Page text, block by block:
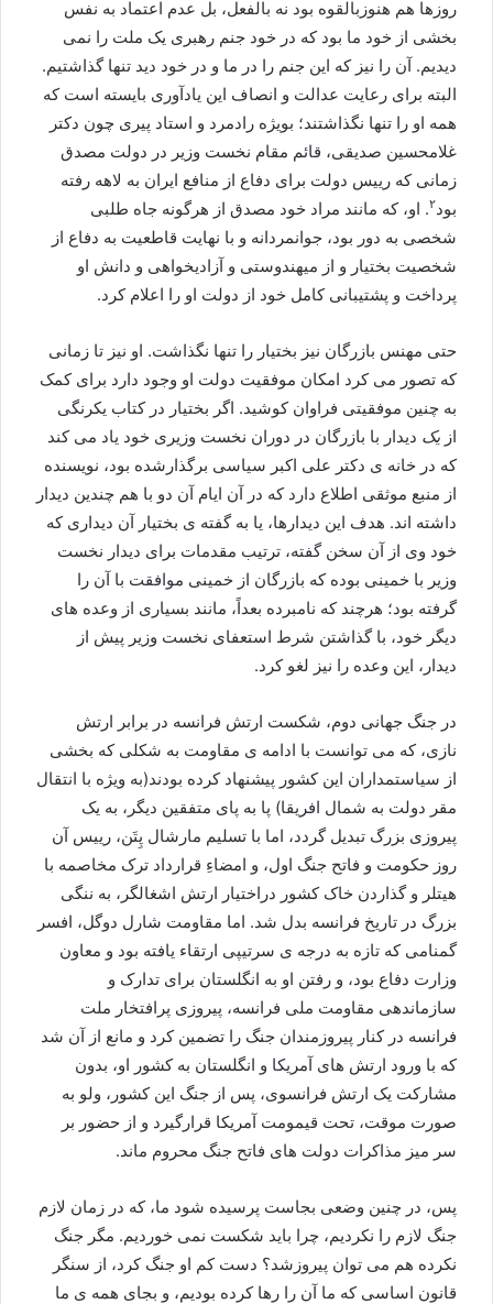
روزها هم هنوزبالقوه بود نه بالفعل، بل عدم اعتماد به نفس
بخشی از خود ما بود که در خود جنم رهبری یک ملت را نمی
دیدیم. آن را نیز که این جنم را در ما و در خود دید تنها گذاشتیم.
البته برای رعایت عدالت و انصاف این یادآوری بایسته است که
همه او را تنها نگذاشتند؛ بویژه رادمرد و استاد پیری چون دکتر
غلامحسین صدیقی، قائم مقام نخست وزیر در دولت مصدق
زمانی که رییس دولت برای دفاع از منافع ایران به لاهه رفته
بود۲. او، که مانند مراد خود مصدق از هرگونه جاه طلبی
شخصی به دور بود، جوانمردانه و با نهایت قاطعیت به دفاع از
شخصیت بختیار و از میهندوستی و آزادیخواهی و دانش او
پرداخت و پشتیبانی کامل خود از دولت او را اعلام کرد.
حتی مهنس بازرگان نیز بختیار را تنها نگذاشت. او نیز تا زمانی
که تصور می کرد امکان موفقیت دولت او وجود دارد برای کمک
به چنین موفقیتی فراوان کوشید. اگر بختیار در کتاب یکرنگی
از یک دیدار با بازرگان در دوران نخست وزیری خود یاد می کند
که در خانه ی دکتر علی اکبر سیاسی برگذارشده بود، نویسنده
از منبع موثقی اطلاع دارد که در آن ایام آن دو با هم چندین دیدار
داشته اند. هدف این دیدارها، یا به گفته ی بختیار آن دیداری که
خود وی از آن سخن گفته، ترتیب مقدمات برای دیدار نخست
وزیر با خمینی بوده که بازرگان از خمینی موافقت با آن را
گرفته بود؛ هرچند که نامبرده بعداً، مانند بسیاری از وعده های
دیگر خود، با گذاشتن شرط استعفای نخست وزیر پیش از
دیدار، این وعده را نیز لغو کرد.
در جنگ جهانی دوم، شکست ارتش فرانسه در برابر ارتش
نازی، که می توانست با ادامه ی مقاومت به شکلی که بخشی
از سیاستمداران این کشور پیشنهاد کرده بودند(به ویژه با انتقال
مقر دولت به شمال افریقا) پا به پای متفقین دیگر، به یک
پیروزی بزرگ تبدیل گردد، اما با تسلیم مارشال پِتَن، رییس آن
روز حکومت و فاتح جنگ اول، و امضاءِ قرارداد ترک مخاصمه با
هیتلر و گذاردن خاک کشور دراختیار ارتش اشغالگر، به ننگی
بزرگ در تاریخ فرانسه بدل شد. اما مقاومت شارل دوگل، افسر
گمنامی که تازه به درجه ی سرتیپی ارتقاء یافته بود و معاون
وزارت دفاع بود، و رفتن او به انگلستان برای تدارک و
سازماندهی مقاومت ملی فرانسه، پیروزی پرافتخار ملت
فرانسه در کنار پیروزمندان جنگ را تضمین کرد و مانع از آن شد
که با ورود ارتش های آمریکا و انگلستان به کشور او، بدون
مشارکت یک ارتش فرانسوی، پس از جنگ این کشور، ولو به
صورت موقت، تحت قیمومت آمریکا قرارگیرد و از حضور بر
سر میز مذاکرات دولت های فاتح جنگ محروم ماند.
پس، در چنین وضعی بجاست پرسیده شود ما، که در زمان لازم
جنگ لازم را نکردیم، چرا باید شکست نمی خوردیم. مگر جنگ
نکرده هم می توان پیروزشد؟ دست کم او جنگ کرد، از سنگر
قانون اساسی که ما آن را رها کرده بودیم، و بجای همه ی ما